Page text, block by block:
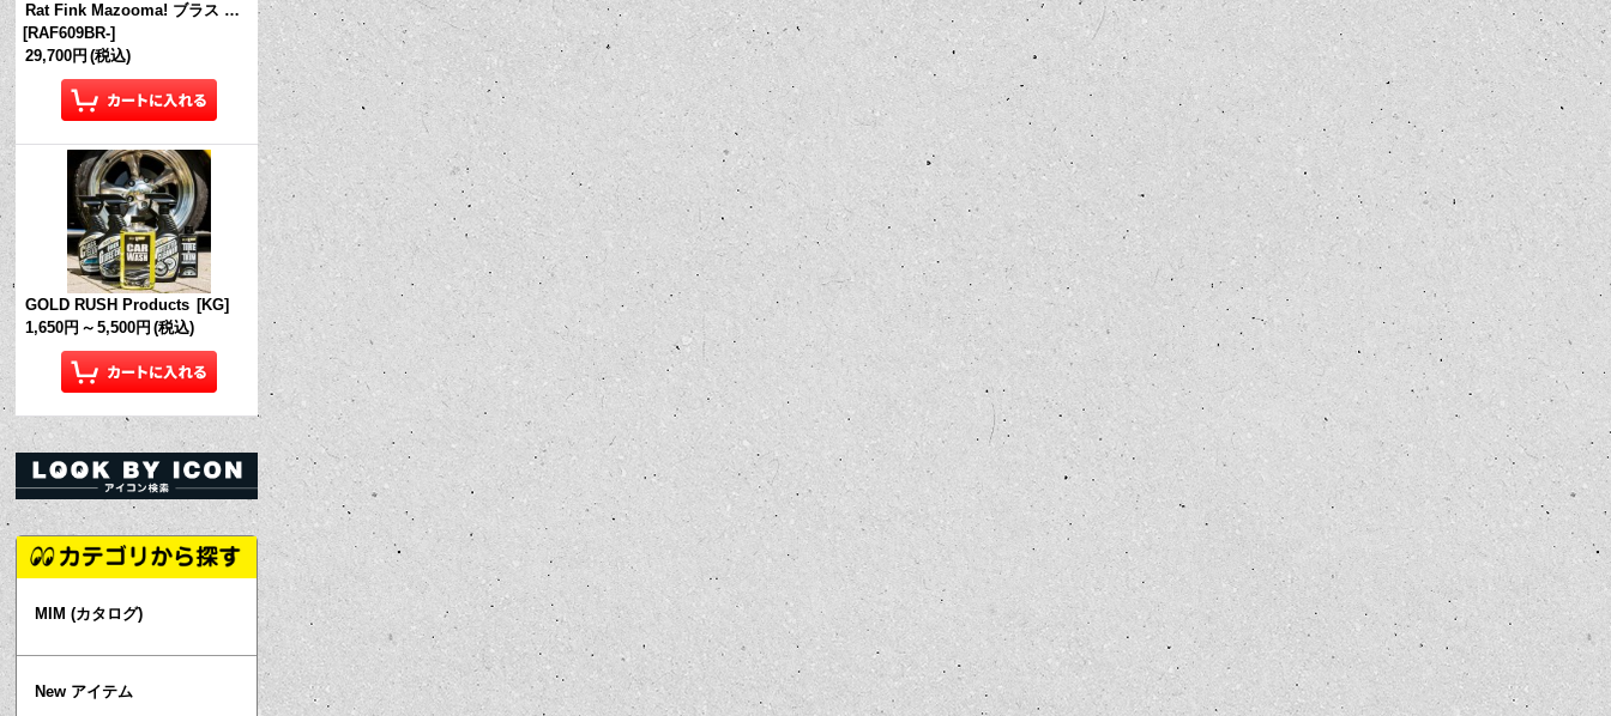
Rat Fink Mazooma! ブラス リング
[RAF609BR-]
29,700円 (税込)
GOLD RUSH Products [KG]
1,650円 ～ 5,500円 (税込)
MIM (カタログ)
New アイテム